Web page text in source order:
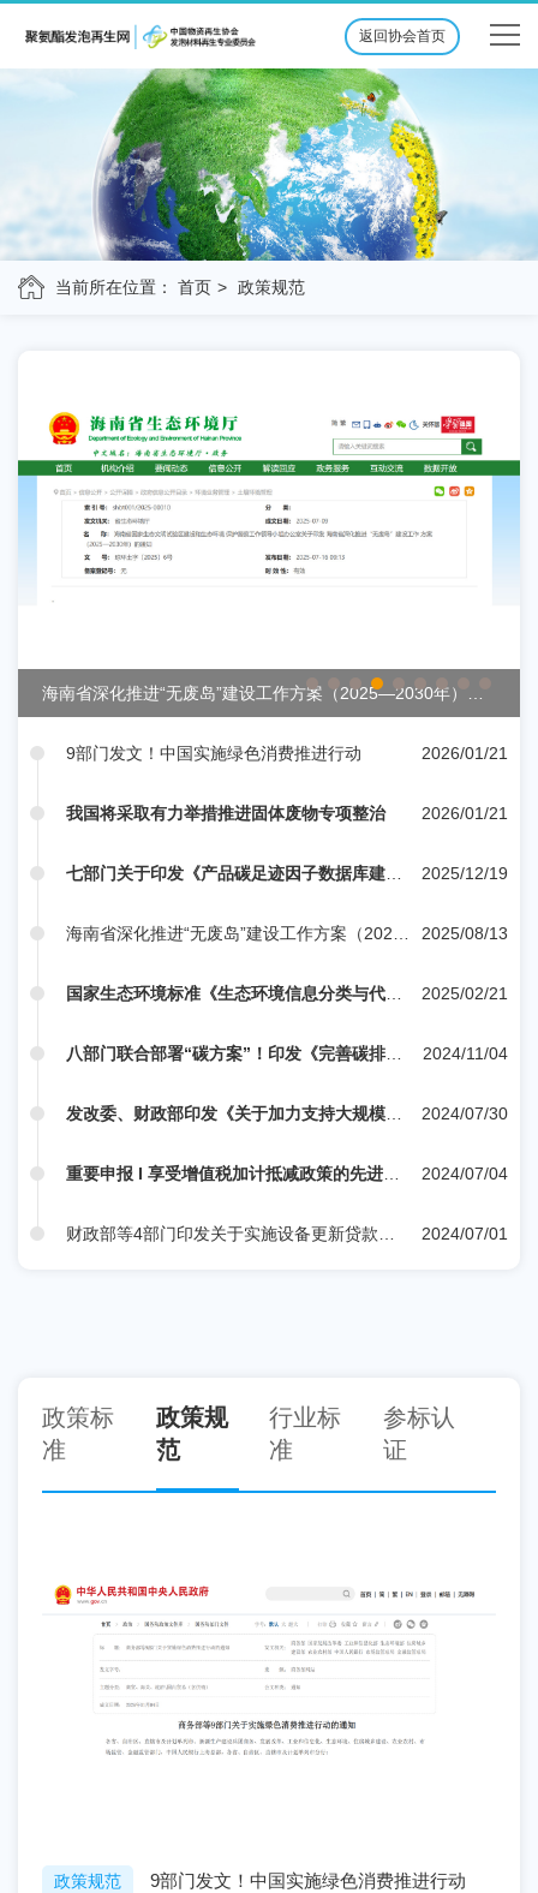
返回协会首页
当前所在位置： 首页 政策规范
海南省深化推进“无废岛”建设工作方案（2025—2030年）印
9部门发文！中国实施绿色消费推进行动 2026/01/21
我国将采取有力举措推进固体废物专项整治 2026/01/21
七部门关于印发《产品碳足迹因子数据库建设
2025/12/19
海南省深化推进“无废岛”建设工作方案（2025
2025/08/13
国家生态环境标准《生态环境信息分类与代
2025/02/21
八部门联合部署“碳方案”！印发《完善碳排放
2024/11/04
发改委、财政部印发《关于加力支持大规模设
2024/07/30
重要申报 I 享受增值税加计抵减政策的先进制
2024/07/04
财政部等4部门印发关于实施设备更新贷款财
2024/07/01
政策标
准
政策规
范
行业标
准
参标认
证
政策规范 9部门发文！中国实施绿色消费推进行动